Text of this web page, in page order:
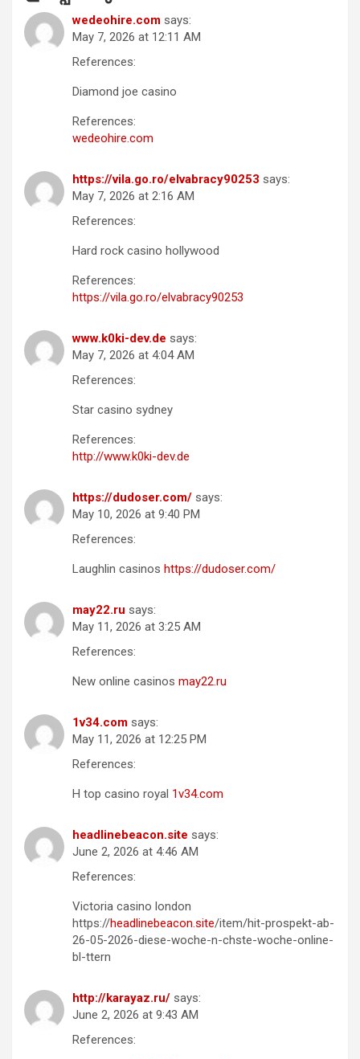
wedeohire.com says:
May 7, 2026 at 12:11 AM
References:
Diamond joe casino
References:
wedeohire.com
https://vila.go.ro/elvabracy90253 says:
May 7, 2026 at 2:16 AM
References:
Hard rock casino hollywood
References:
https://vila.go.ro/elvabracy90253
www.k0ki-dev.de says:
May 7, 2026 at 4:04 AM
References:
Star casino sydney
References:
http://www.k0ki-dev.de
https://dudoser.com/ says:
May 10, 2026 at 9:40 PM
References:
Laughlin casinos https://dudoser.com/
may22.ru says:
May 11, 2026 at 3:25 AM
References:
New online casinos may22.ru
1v34.com says:
May 11, 2026 at 12:25 PM
References:
H top casino royal 1v34.com
headlinebeacon.site says:
June 2, 2026 at 4:46 AM
References:
Victoria casino london
https://headlinebeacon.site/item/hit-prospekt-ab-
26-05-2026-diese-woche-n-chste-woche-online-
bl-ttern
http://karayaz.ru/ says:
June 2, 2026 at 9:43 AM
References: